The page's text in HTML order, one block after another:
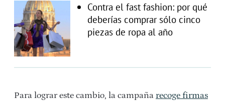
Contra el fast fashion: por qué
deberías comprar sólo cinco
piezas de ropa al año
Para lograr este cambio, la campaña recoge firmas